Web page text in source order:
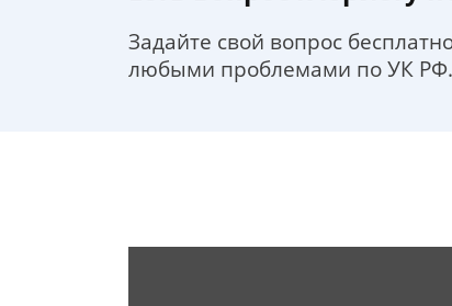
Задайте свой вопрос
любыми проблемами по УК РФ.